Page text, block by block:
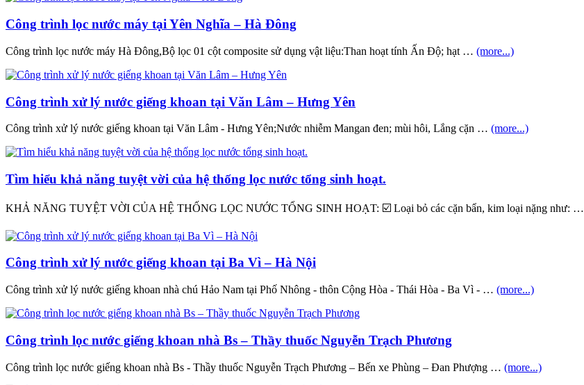
Công trình lọc nước máy tại Yên Nghĩa – Hà Đông
Công trình lọc nước máy Hà Đông,Bộ lọc 01 cột composite sử dụng vật liệu:Than hoạt tính Ấn Độ; hạt … (more...)
Công trình xử lý nước giếng khoan tại Văn Lâm – Hưng Yên
Công trình xử lý nước giếng khoan tại Văn Lâm - Hưng Yên;Nước nhiễm Mangan đen; mùi hôi, Lắng cặn … (more...)
Tìm hiểu khả năng tuyệt vời của hệ thống lọc nước tổng sinh hoạt.
KHẢ NĂNG TUYỆT VỜI CỦA HỆ THỐNG LỌC NƯỚC TỔNG SINH HOẠT: ☑️ Loại bỏ các cặn bẩn, kim loại nặng như: …
Công trình xử lý nước giếng khoan tại Ba Vì – Hà Nội
Công trình xử lý nước giếng khoan nhà chú Hảo Nam tại Phố Nhông - thôn Cộng Hòa - Thái Hòa - Ba Vì - … (more...)
Công trình lọc nước giếng khoan nhà Bs – Thầy thuốc Nguyễn Trạch Phương
Công trình lọc nước giếng khoan nhà Bs - Thầy thuốc Nguyễn Trạch Phương – Bến xe Phùng – Đan Phượng … (more...)